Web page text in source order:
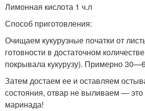
Лимонная кислота 1 ч.л
Способ приготовления:
Очищаем кукурузные початки от
готовности в достаточном
покрывала кукурузу). Примерно
Затем достаем ее и оставляем
состояния, отвар не выливаем — это
маринада!